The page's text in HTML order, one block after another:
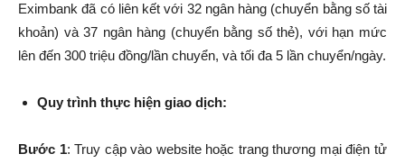
Eximbank đã có liên kết với 32 ngân hàng (chuyển bằng số tài
khoản) và 37 ngân hàng (chuyển bằng số thẻ), với hạn mức
lên đến 300 triệu đồng/lần chuyển, và tối đa 5 lần chuyển/ngày.
Quy trình thực hiện giao dịch:
Bước 1: Truy cập vào website hoặc trang thương mại điện tử